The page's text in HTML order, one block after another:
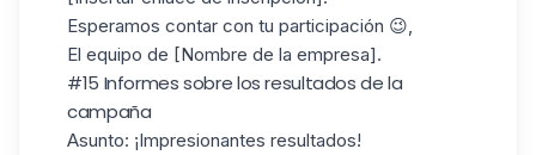
Esperamos contar con tu participación 😉,
El equipo de [Nombre de la empresa].
#15 Informes sobre los resultados de la
campaña
Asunto: ¡Impresionantes resultados!